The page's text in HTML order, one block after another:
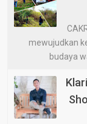
mewujudkan
budaya